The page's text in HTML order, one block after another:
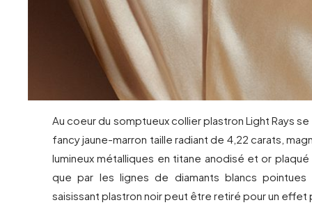
Au coeur du somptueux collier plastron Light Rays
fancy jaune-marron taille radiant de 4,22 carats,
lumineux métalliques en titane anodisé et or plaqué
que par les lignes de diamants blancs
saisissant plastron noir peut être retiré pour un effet